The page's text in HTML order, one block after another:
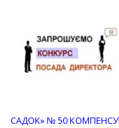
САДОК» № 50